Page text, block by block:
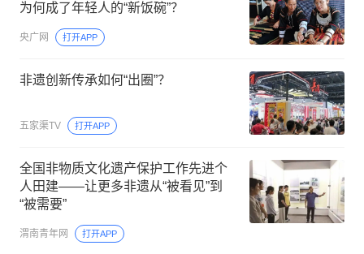
为何成了年轻人的“新饭碗”？
央广网 打开APP
非遗创新传承如何“出圈”？
五家渠TV 打开APP
全国非物质文化遗产保护工作先进个
人田建——让更多非遗从“被看见”到
“被需要”
渭南青年网 打开APP